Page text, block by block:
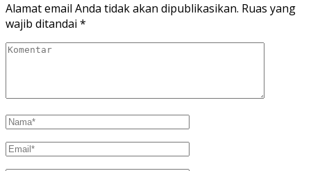
Alamat email Anda tidak akan dipublikasikan. Ruas yang
wajib ditandai *